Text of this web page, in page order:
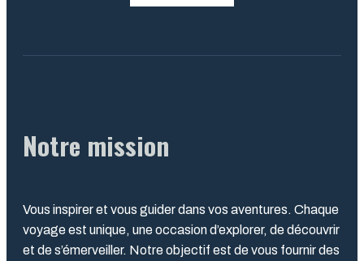
Notre mission
Vous inspirer et vous guider dans vos aventures. Chaque
voyage est unique, une occasion d’explorer, de découvrir
et de s’émerveiller. Notre objectif est de vous fournir des